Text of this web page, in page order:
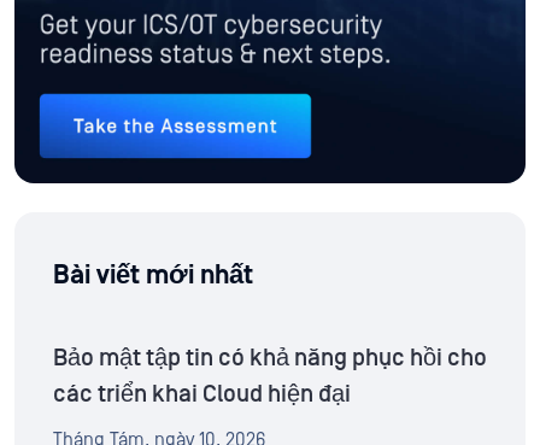
Bài viết mới nhất
Bảo mật tập tin có khả năng phục hồi cho
các triển khai Cloud hiện đại
Tháng Tám, ngày 10, 2026